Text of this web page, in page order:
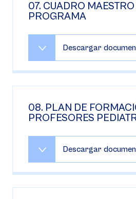
07. CUADRO
PROGRAMA
Descargar
08. PLAN DE
PROFESORES
Descargar